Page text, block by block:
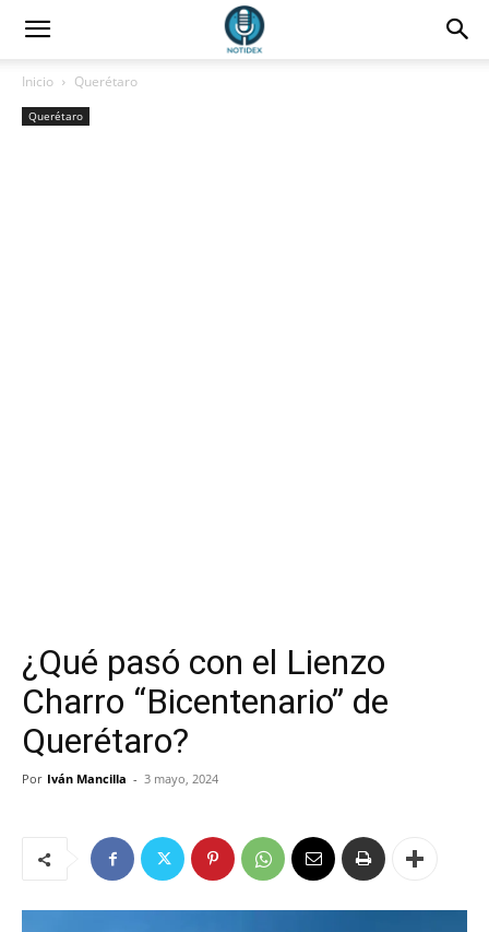
Inicio Querétaro
Querétaro
¿Qué pasó con el Lienzo
Charro “Bicentenario” de
Querétaro?
Por Iván Mancilla - 3 mayo, 2024